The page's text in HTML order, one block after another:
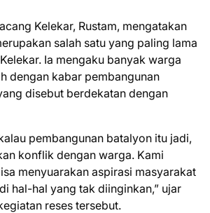
Kelekar, Rustam, mengatakan
salah satu yang paling lama
Ia mengaku banyak warga
dengan kabar pembangunan
disebut berdekatan dengan
pembangunan batalyon itu jadi,
konflik dengan warga. Kami
menyuarakan aspirasi masyarakat
hal-hal yang tak diinginkan,” ujar
reses tersebut.